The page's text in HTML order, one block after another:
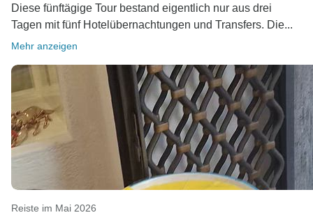
Diese fünftägige Tour bestand eigentlich nur aus drei
Tagen mit fünf Hotelübernachtungen und Transfers. Die...
Mehr anzeigen
Reiste im Mai 2026